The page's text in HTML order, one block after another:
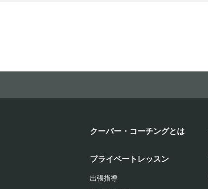
クーバー・コーチングとは
プライベートレッスン
出張指導